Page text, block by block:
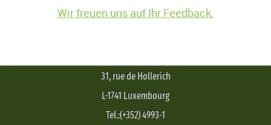
Wir freuen uns auf Ihr Feedback.
31, rue de Hollerich
L-1741 Luxembourg
Tel.:(+352) 4993-1